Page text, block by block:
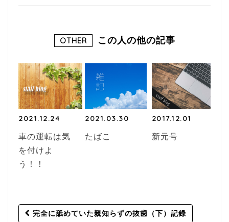
OTHER この人の他の記事
2021.12.24
車の運転は気
を付けよ
う！！
2021.03.30
たばこ
2017.12.01
新元号
Post
完全に舐めていた親知らずの抜歯（下）記録